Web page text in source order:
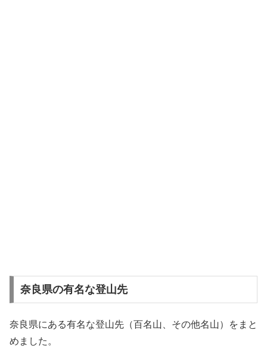
奈良県の有名な登山先
奈良県にある有名な登山先（百名山、その他名山）をまと
めました。